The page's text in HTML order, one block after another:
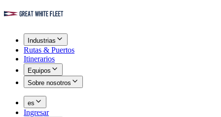
Industrias
Rutas & Puertos
Itinerarios
Equipos
Sobre nosotros
es
Ingresar